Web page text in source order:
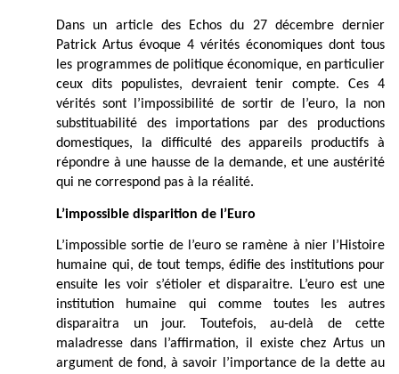
Dans un article des Echos du 27 décembre dernier
Patrick Artus évoque 4 vérités économiques dont tous
les programmes de politique économique, en particulier
ceux dits populistes, devraient tenir compte. Ces 4
vérités sont l’impossibilité de sortir de l’euro, la non
substituabilité des importations par des productions
domestiques, la difficulté des appareils productifs à
répondre à une hausse de la demande, et une austérité
qui ne correspond pas à la réalité.
L’impossible disparition de l’Euro
L’impossible sortie de l’euro se ramène à nier l’Histoire
humaine qui, de tout temps, édifie des institutions pour
ensuite les voir s’étioler et disparaitre. L’euro est une
institution humaine qui comme toutes les autres
disparaitra un jour. Toutefois, au-delà de cette
maladresse dans l’affirmation, il existe chez Artus un
argument de fond, à savoir l’importance de la dette au